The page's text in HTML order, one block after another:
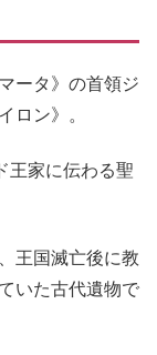
ータ》の首領ジ
ロン》。
王家に伝わる聖
王国滅亡後に教
いた古代遺物で